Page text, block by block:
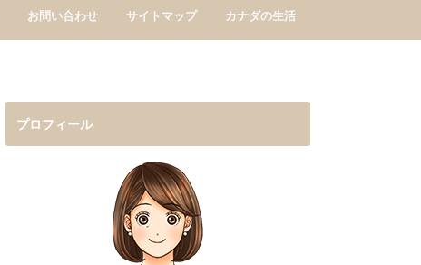
お問い合わせ サイトマップ カナダの生活
プロフィール